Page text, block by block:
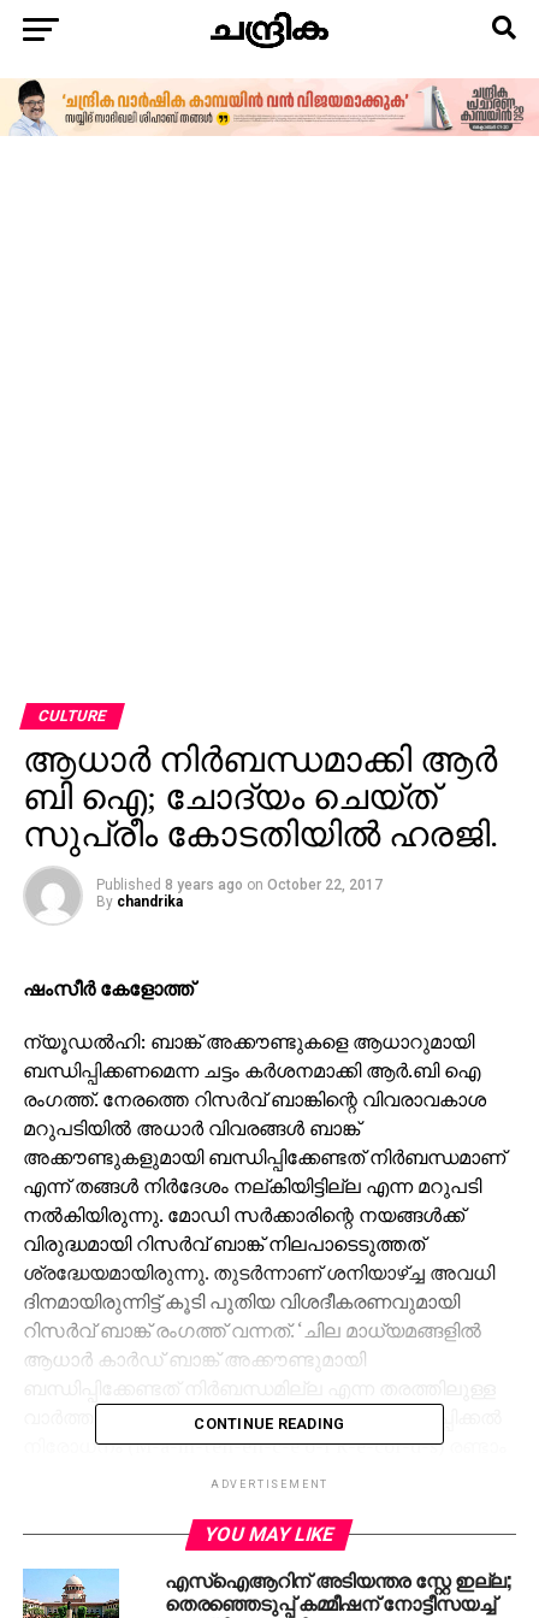
CULTURE
ആധാര്‍ നിര്‍ബന്ധമാക്കി ആര്‍
ബി ഐ; ചോദ്യം ചെയ്ത്
സുപ്രീം കോടതിയില്‍ ഹരജി.
Published 8 years ago on October 22, 2017
By chandrika
ഷംസീര്‍ കേളോത്ത്
ന്യൂഡല്‍ഹി: ബാങ്ക് അക്കൗണ്ടുകളെ ആധാറുമായി
ബന്ധിപ്പിക്കണമെന്ന ചട്ടം കര്‍ശനമാക്കി ആര്‍.ബി ഐ
രംഗത്ത്. നേരത്തെ റിസര്‍വ് ബാങ്കിന്റെ വിവരാവകാശ
മറുപടിയില്‍ അധാര്‍ വിവരങ്ങള്‍ ബാങ്ക്
അക്കൗണ്ടുകളുമായി ബന്ധിപ്പിക്കേണ്ടത് നിര്‍ബന്ധമാണ്
എന്ന് തങ്ങള്‍ നിര്‍ദേശം നല്കിയിട്ടില്ല എന്ന മറുപടി
നല്‍കിയിരുന്നു. മോഡി സര്‍ക്കാരിന്റെ നയങ്ങള്‍ക്ക്
വിരുദ്ധമായി റിസര്‍വ് ബാങ്ക് നിലപാടെടുത്തത്
ശ്രദ്ധേയമായിരുന്നു. തുടര്‍ന്നാണ് ശനിയാഴ്ച്ച അവധി
ദിനമായിരുന്നിട്ട് കൂടി പുതിയ വിശദീകരണവുമായി
റിസര്‍വ് ബാങ്ക് രംഗത്ത് വന്നത്. ‘ചില മാധ്യമങ്ങളില്‍
ആധാര്‍ കാര്‍ഡ് ബാങ്ക് അക്കൗണ്ടുമായി
വാര്‍ത്ത വന്നിരുന്നു. എന്നാല്‍ കള്ളപ്പണം വെളുപ്പിക്കല്‍
നിരോധനം (M-a-in-ten-en-c-e o-f R-e-cor-d-s) രണ്ടാം
ഭേതഗതി ചട്ടം 2017 പ്രകാരം ആധാര്‍ വിവരങ്ങള്‍
നിയമ പ്രകാരം നിലനില്‍ക്കുന്നത് കൊണ്ട് തന്നെ
നടപ്പിലാക്കണം’. റിസര്‍വ് ബാങ്ക് ശനിയാഴ്ച
CONTINUE READING
ADVERTISEMENT
YOU MAY LIKE
എസ്ഐആറിന് അടിയന്തര സ്റ്റേ ഇല്ല;
തെരഞ്ഞെടുപ്പ് കമ്മീഷന് നോട്ടീസയച്ച്